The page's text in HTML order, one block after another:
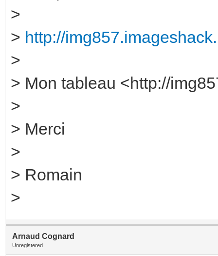
>
> http://
>
> Mon tableau <http://
>
> Merci
>
> Romain
>
Arnaud Cognard
Unregistered